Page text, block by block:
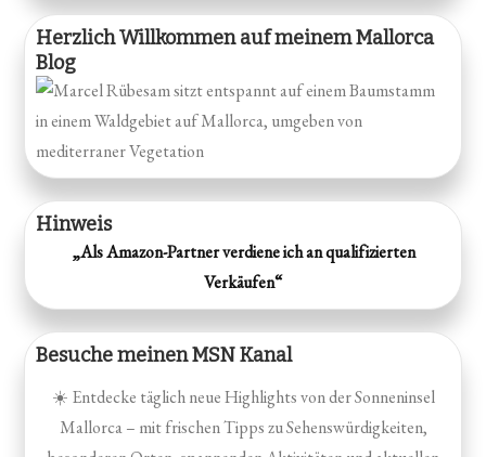
Herzlich Willkommen auf meinem Mallorca
Blog
Hinweis
„Als Amazon-Partner verdiene ich an qualifizierten
Verkäufen“
Besuche meinen MSN Kanal
☀️ Entdecke täglich neue Highlights von der Sonneninsel
Mallorca – mit frischen Tipps zu Sehenswürdigkeiten,